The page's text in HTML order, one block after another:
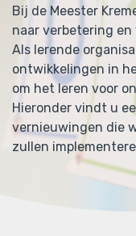
Contact
Bij de Meester
naar verbetering
Als lerende
ontwikkelingen in
om het leren voor
Hieronder vindt u
vernieuwingen die
zullen